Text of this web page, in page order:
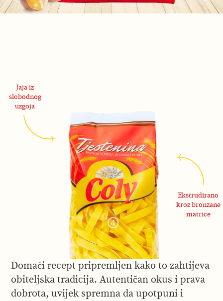
Jaja iz
slobodnog
uzgoja
Ekstrudirano
kroz bronzane
matrice
Domaći recept pripremljen kako to zahtijeva
obiteljska tradicija. Autentičan okus i prava
dobrota, uvijek spremna da upotpuni i